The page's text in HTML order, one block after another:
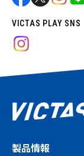
VICTAS PLAY SNS
製品情報